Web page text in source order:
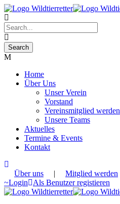
Home
Über Uns
Unser Verein
Vorstand
Vereinsmitglied werden
Unsere Teams
Aktuelles
Termine & Events
Kontakt
Über uns | Mitglied werden
Login
Als Benutzer registieren